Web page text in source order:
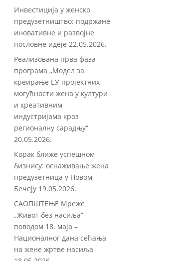
Инвестиција у женско
предузетништво: подржане
иновативне и развојне
пословне идеје 22.05.2026.
Реализована прва фаза
програма „Модел за
креирање ЕУ пројектних
могућности жена у култури
и креативним
индустријама кроз
регионалну сарадњу“
20.05.2026.
Корак ближе успешном
бизнису: оснаживање жена
предузетница у Новом
Бечеју 19.05.2026.
САОПШТЕЊЕ Мреже
„Живот без насиља”
поводом 18. маја –
Националног дана сећања
на жене жртве насиља